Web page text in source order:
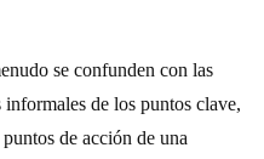
se confunden con las
informales de los puntos clave,
de acción de una